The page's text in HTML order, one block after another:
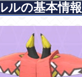
ルの基本情報